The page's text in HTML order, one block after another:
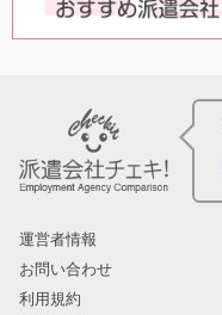
運営者情報
お問い合わせ
利用規約